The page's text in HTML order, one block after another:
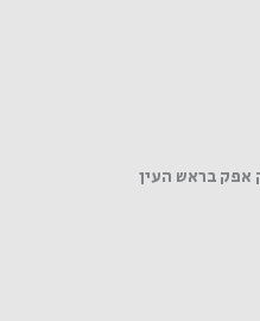
אפק בראש העין